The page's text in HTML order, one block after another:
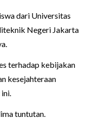
dari Universitas
Negeri Jakarta
terhadap kebijakan
kesejahteraan
tuntutan.